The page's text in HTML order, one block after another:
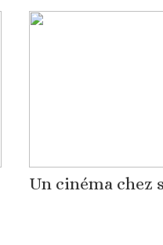
Un cinéma chez